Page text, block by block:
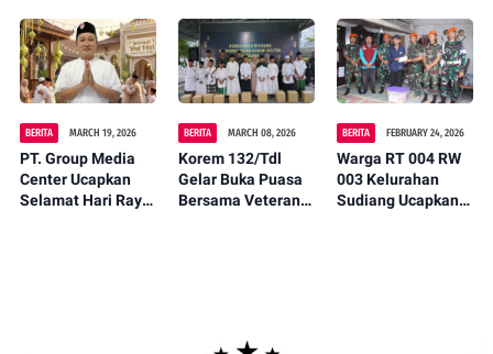
Wujudkan
Lingkungan Asri
dan Nyaman
Golkar
Negara Untuk
Rakyat
BERITA MARCH 19, 2026
PT. Group Media
Center Ucapkan
Selamat Hari Raya
BERITA MARCH 08, 2026
Korem 132/Tdl
Gelar Buka Puasa
Bersama Veteran
BERITA FEBRUARY 24, 2026
Warga RT 004 RW
003 Kelurahan
Sudiang Ucapkan